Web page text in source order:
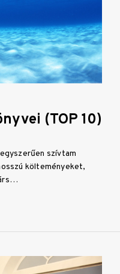
(TOP 10)
szívtam
költeményeket,